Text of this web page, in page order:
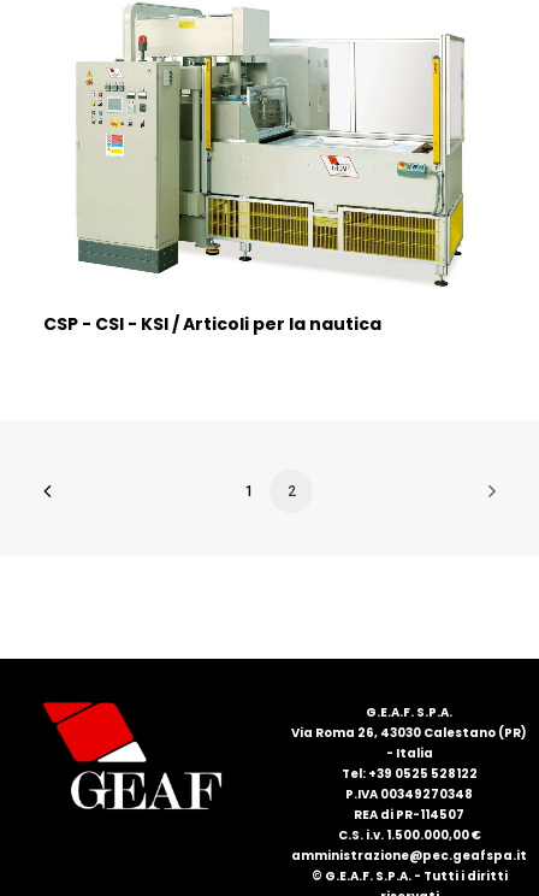
CSP - CSI - KSI / Articoli per la nautica
1 2
G.E.A.F. S.P.A.
Via Roma 26, 43030 Calestano (PR)
- Italia
Tel: +39 0525 528122
P.IVA 00349270348
REA di PR-114507
C.S. i.v. 1.500.000,00 €
amministrazione@pec.geafspa.it
© G.E.A.F. S.P.A. - Tutti i diritti